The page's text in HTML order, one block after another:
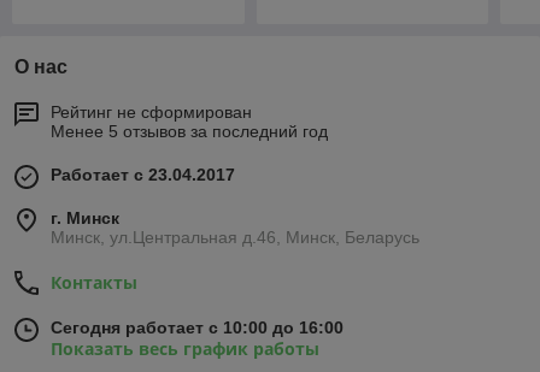
О нас
Рейтинг не сформирован
Менее 5 отзывов за последний год
Работает с 23.04.2017
г. Минск
Минск, ул.Центральная д.46, Минск, Беларусь
Контакты
Сегодня работает с 10:00 до 16:00
Показать весь график работы